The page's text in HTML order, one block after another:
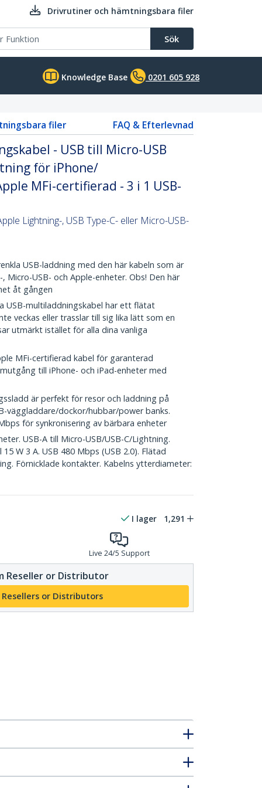
Drivrutiner och hämtningsbara filer
Sök
Knowledge Base 0201 605 928
filer FAQ & Efterlevnad
- USB till Micro-USB
för iPhone/
MFi-certifierad - 3 i 1 USB-
Lightning-, USB Type-C- eller Micro-USB-
USB-laddning med den här kabeln som är
Micro-USB- och Apple-enheter. Obs! Den här
åt gången
USB-multiladdningskabel har ett flätat
veckas eller trasslar till sig lika lätt som en
utmärkt istället för alla dina vanliga
MFi-certifierad kabel för garanterad
till iPhone- och iPad-enheter med
är perfekt för resor och laddning på
väggladdare/dockor/hubbar/power banks.
för synkronisering av bärbara enheter
USB-A till Micro-USB/USB-C/Lightning.
W 3 A. USB 480 Mbps (USB 2.0). Flätad
Förnicklade kontakter. Kabelns ytterdiameter:
I lager 1,291
Live 24/5 Support
Reseller or Distributor
Resellers or Distributors